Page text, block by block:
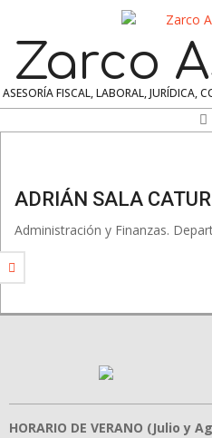
content
Zarco
ASESORÍA FISCAL, LABORAL, JURÍDICA,
ADRIÁN SALA
Administración y Finanzas.
HORARIO DE VERANO (Julio y